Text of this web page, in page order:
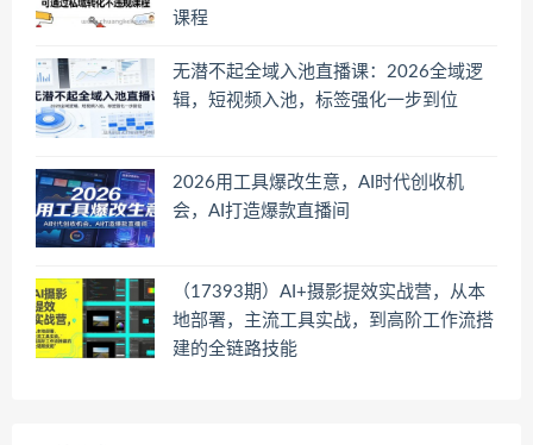
课程
无潜不起全域入池直播课：2026全域逻
辑，短视频入池，标签强化一步到位
2026用工具爆改生意，AI时代创收机
会，AI打造爆款直播间
（17393期）AI+摄影提效实战营，从本
地部署，主流工具实战，到高阶工作流搭
建的全链路技能